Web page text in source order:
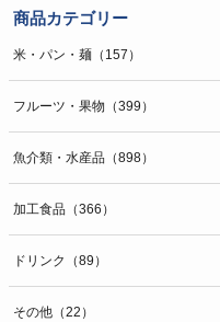
商品カテゴリー
米・パン・麺（157）
フルーツ・果物（399）
魚介類・水産品（898）
加工食品（366）
ドリンク（89）
その他（22）